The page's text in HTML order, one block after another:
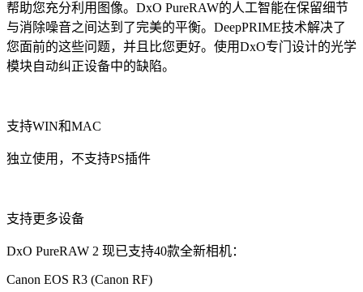
帮助您充分利用图像。DxO PureRAW的人工智能在保留细节
与消除噪音之间达到了完美的平衡。DeepPRIME技术解决了
您面前的这些问题，并且比您更好。使用DxO专门设计的光学
模块自动纠正设备中的缺陷。
支持WIN和MAC
独立使用，不支持PS插件
支持更多设备
DxO PureRAW 2 现已支持40款全新相机：
Canon EOS R3 (Canon RF)